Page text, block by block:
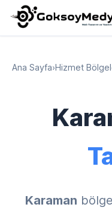
Ana Sayfa›Hizmet
Karaman